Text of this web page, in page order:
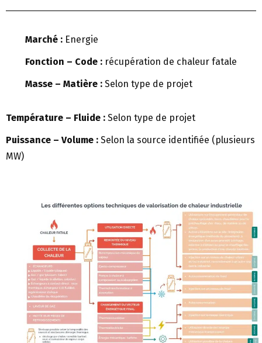
Marché : Energie
Fonction – Code : récupération de chaleur fatale
Masse – Matière : Selon type de projet
Température – Fluide : Selon type de projet
Puissance – Volume : Selon la source identifiée (plusieurs
MW)